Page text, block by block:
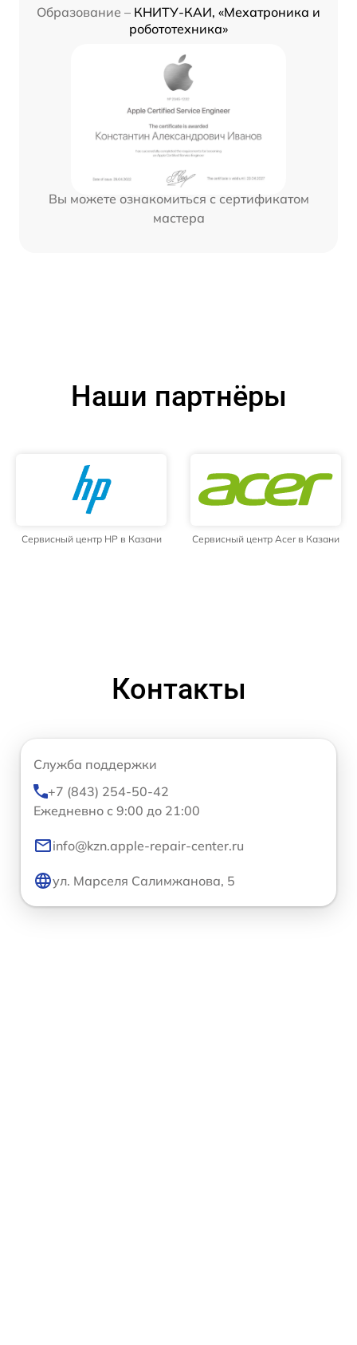
Образование – КНИТУ-КАИ, «Мехатроника и
робототехника»
Вы можете ознакомиться с сертификатом
мастера
Наши партнёры
Сервисный центр HP в Казани Сервисный центр Acer в Казани
Контакты
Служба поддержки
+7 (843) 254-50-42
Ежедневно с 9:00 до 21:00
info@kzn.apple-repair-center.ru
ул. Марселя Салимжанова, 5